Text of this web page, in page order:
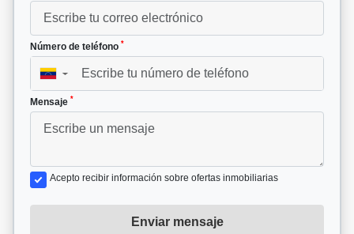
Número de teléfono *
▼
Mensaje *
Acepto recibir información sobre ofertas inmobiliarias
Enviar mensaje